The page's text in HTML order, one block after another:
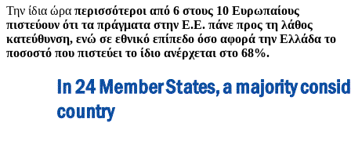
Την ίδια ώρα περισσότεροι από 6 στους 10 Ευρωπαίους
πιστεύουν ότι τα πράγματα στην Ε.Ε. πάνε προς τη λάθος
κατεύθυνση, ενώ σε εθνικό επίπεδο όσο αφορά την Ελλάδα το
ποσοστό που πιστεύει το ίδιο ανέρχεται στο 68%.